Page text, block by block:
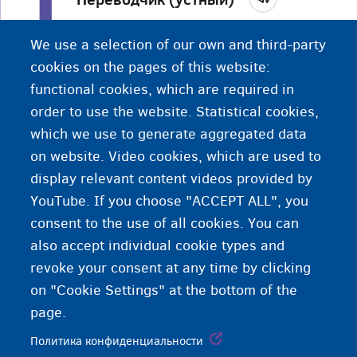
Тот, кто слушает говорящего и устно переводит
его слова для того, кто не понимает язык
оригинала.
We use a selection of our own and third-party
cookies on the pages of this website:
functional cookies, which are required in
order to use the website. Statistical cookies,
which we use to generate aggregated data
on website. Video cookies, which are used to
display relevant content videos provided by
YouTube. If you choose "ACCEPT ALL", you
consent to the use of all cookies. You can
also accept individual cookie types and
revoke your consent at any time by clicking
on "Cookie Settings" at the bottom of the
page.
Политика конфиденциальности